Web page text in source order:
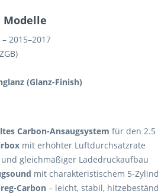
Modelle
– 2015–2017
(Glanz-Finish)
Carbon-Ansaugsystem für den 2.5
mit erhöhter Luftdurchsatzrate
und gleichmäßiger Ladedruckaufbau
mit charakteristischem 5-
Carbon – leicht, stabil,